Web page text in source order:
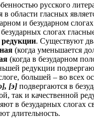
русского
области гласных
и безударном
слогах
редукции. Существуют
(когда уменьшается
(когда в безударном
редукции
большей – во всех
[э] подвергаются в
так и качественной
в безударных слогах
длительность.